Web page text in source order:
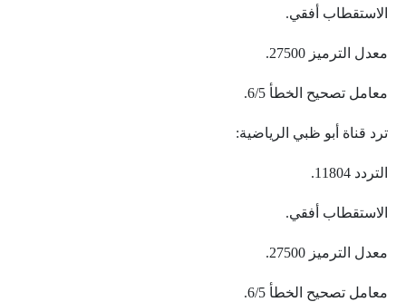
الاستقطاب أفقي.
معدل الترميز 27500.
معامل تصحيح الخطأ 6/5.
ترد قناة أبو ظبي الرياضية:
التردد 11804.
الاستقطاب أفقي.
معدل الترميز 27500.
معامل تصحيح الخطأ 6/5.